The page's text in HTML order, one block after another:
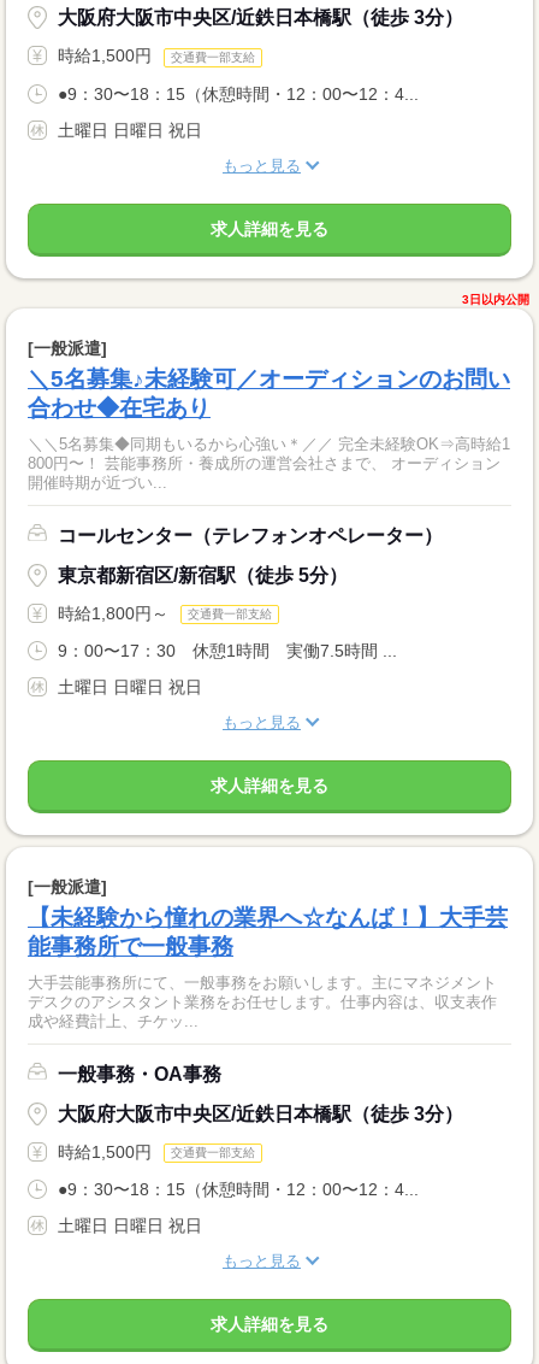
大阪府大阪市中央区/近鉄日本橋駅（徒歩 3分）
時給1,500円 交通費一部支給
●9：30〜18：15（休憩時間・12：00〜12：4...
土曜日 日曜日 祝日
もっと見る
求人詳細を見る
3日以内公開
[一般派遣]
＼5名募集♪未経験可／オーディションのお問い
合わせ◆在宅あり
＼＼5名募集◆同期もいるから心強い＊／／ 完全未経験OK⇒高時給1
800円〜！ 芸能事務所・養成所の運営会社さまで、 オーディション
開催時期が近づい...
コールセンター（テレフォンオペレーター）
東京都新宿区/新宿駅（徒歩 5分）
時給1,800円～ 交通費一部支給
9：00〜17：30 休憩1時間 実働7.5時間 ...
土曜日 日曜日 祝日
もっと見る
求人詳細を見る
[一般派遣]
【未経験から憧れの業界へ☆なんば！】大手芸
能事務所で一般事務
大手芸能事務所にて、一般事務をお願いします。主にマネジメント
デスクのアシスタント業務をお任せします。仕事内容は、収支表作
成や経費計上、チケッ...
一般事務・OA事務
大阪府大阪市中央区/近鉄日本橋駅（徒歩 3分）
時給1,500円 交通費一部支給
●9：30〜18：15（休憩時間・12：00〜12：4...
土曜日 日曜日 祝日
もっと見る
求人詳細を見る